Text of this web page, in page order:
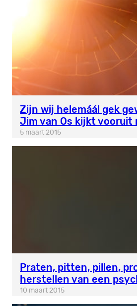
Zijn wij helemáál gek
Jim van Os kijkt vooruit
5 maart 2015
Praten, pitten, pillen,
herstellen van een
10 maart 2015